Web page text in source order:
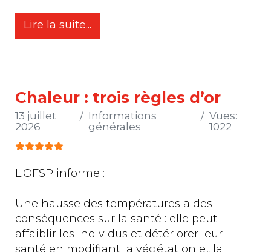
Lire la suite...
Chaleur : trois règles d’or
Informations
générales
13 juillet
2026
Vues:
1022
Vote utilisateur:
L'OFSP informe :
Une hausse des températures a des
conséquences sur la santé : elle peut
affaiblir les individus et détériorer leur
santé en modifiant la végétation et la